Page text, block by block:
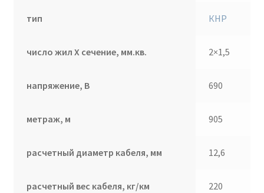
тип КНР
число жил Х сечение, мм.кв. 2×1,5
напряжение, В 690
метраж, м 905
расчетный диаметр кабеля, мм 12,6
расчетный вес кабеля, кг/км 220